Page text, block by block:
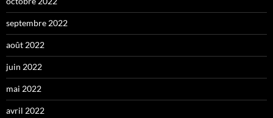
septembre 2022
août 2022
juin 2022
mai 2022
avril 2022